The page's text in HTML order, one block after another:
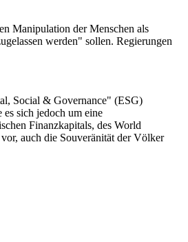
Manipulation der Menschen als
werden" sollen. Regierungen
Social & Governance" (ESG)
sich jedoch um eine
Finanzkapitals, des World
auch die Souveränität der Völker